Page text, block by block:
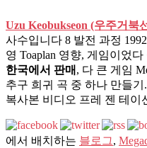
Uzu Keobukseon (우주거북
사수입니다 8 발전 과정
영 Toaplan 영향, 게임이었다
한국에서 판매 , 다 큰 게임
추구 희귀 ​​곡 중 하나 만들
복사본 비디오 프레 젠 테이
에서 배치하는 블로그,